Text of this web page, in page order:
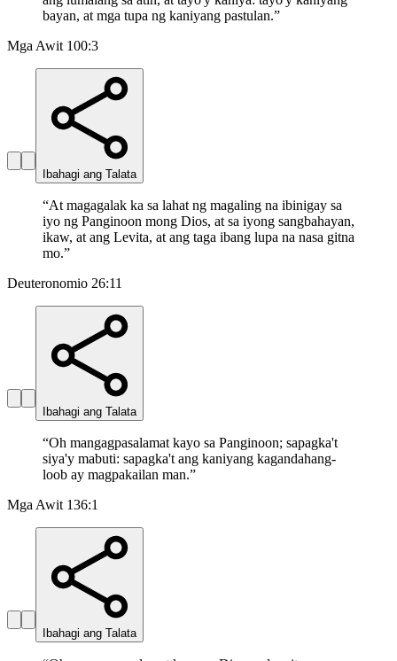
bayan, at mga tupa ng kaniyang pastulan.”
Mga Awit 100:3
Ibahagi ang Talata
“At magagalak ka sa lahat ng magaling na ibinigay sa
iyo ng Panginoon mong Dios, at sa iyong sangbahayan,
ikaw, at ang Levita, at ang taga ibang lupa na nasa gitna
mo.”
Deuteronomio 26:11
Ibahagi ang Talata
“Oh mangagpasalamat kayo sa Panginoon; sapagka't
siya'y mabuti: sapagka't ang kaniyang kagandahang-
loob ay magpakailan man.”
Mga Awit 136:1
Ibahagi ang Talata